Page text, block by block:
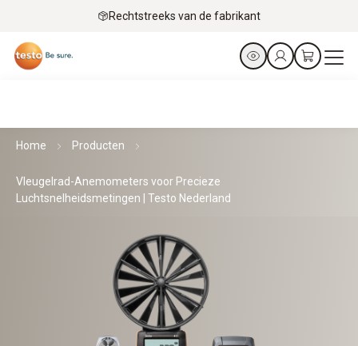
Rechtstreeks van de fabrikant
Home Producten
Vleugelrad-Anemometers voor Precieze
Luchtsnelheidsmetingen | Testo Nederland